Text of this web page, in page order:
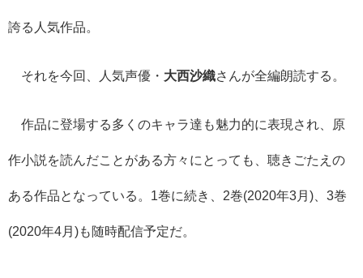
誇る人気作品。
それを今回、人気声優・ 大西沙織さんが全編朗読する。
作品に登場する多くのキャラ達も魅力的に表現され、原
作小説を読んだことがある方々にとっても、聴きごたえの
ある作品となっている。1巻に続き、 2巻(2020年3月)、3巻
(2020年4月)も随時配信予定だ